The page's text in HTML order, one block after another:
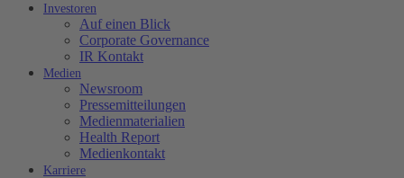
Investoren
Auf einen Blick
Corporate Governance
IR Kontakt
Medien
Newsroom
Pressemitteilungen
Medienmaterialien
Health Report
Medienkontakt
Karriere